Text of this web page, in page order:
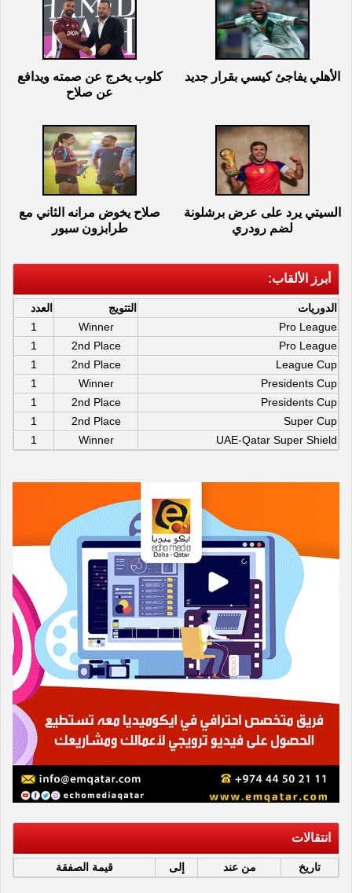
الأهلي يفاجئ كيسي بقرار جديد
كلوب يخرج عن صمته ويدافع
عن صلاح
السيتي يرد على عرض برشلونة
لضم رودري
صلاح يخوض مرانه الثاني مع
طرابزون سبور
أبرز الألقاب:
الدوريات التتويج
العدد
Pro League
Winner
1
Pro League
2nd Place
1
League Cup
2nd Place
1
Presidents Cup
Winner
1
Presidents Cup
2nd Place
1
Super Cup
2nd Place
1
UAE-Qatar Super Shield
Winner
1
انتقالات
تاريخ من عند إلى قيمة الصفقة